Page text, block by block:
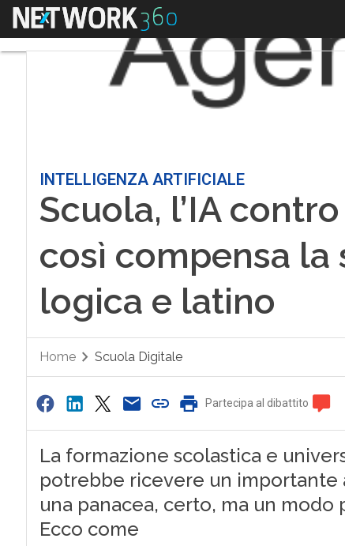
Menu
INTELLIGENZA ARTIFICIALE
Scuola, l’IA
così compensa la
logica e latino
Home Scuola Digitale
Partecipa al dibattito
La formazione scolastica e
potrebbe ricevere un importante
una panacea, certo, ma un
Ecco come